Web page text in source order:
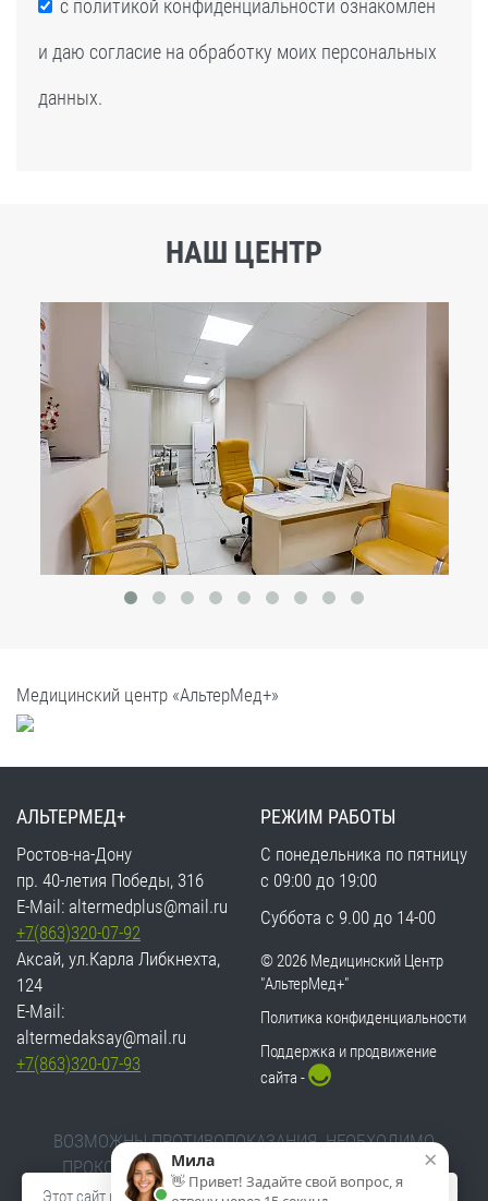
с политикой конфиденциальности ознакомлен
и даю согласие на обработку моих персональных
данных.
НАШ ЦЕНТР
Медицинский центр «АльтерМед+»
АЛЬТЕРМЕД+
Ростов-на-Дону
пр. 40-летия Победы, 316
E-Mail: altermedplus@mail.ru
+7(863)320-07-92
Аксай, ул.Карла Либкнехта,
124
E-Mail:
altermedaksay@mail.ru
+7(863)320-07-93
РЕЖИМ РАБОТЫ
С понедельника по пятницу
с 09:00 до 19:00
Суббота с 9.00 до 14-00
© 2026 Медицинский Центр
"АльтерМед+"
Политика конфиденциальности
Поддержка и продвижение
сайта -
ВОЗМОЖНЫ ПРОТИВОПОКАЗАНИЯ. НЕОБХОДИМО
ПРОКОНСУЛЬТИРОВАТЬСЯ СО СПЕЦИАЛИСТОМ
Пользуясь этим сайтом, вы даете согласие на обработку
Этот сайт используетфайлы cookie, которые обеспечивают
×
Мила
👋 Привет! Задайте свой вопрос, я